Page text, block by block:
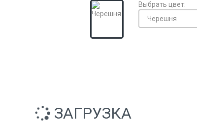
Выбрать цвет:
ЗАГРУЗКА